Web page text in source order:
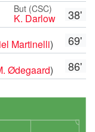
38'
But (CSC)
K. Darlow
69'
Martinelli)
86'
Ødegaard)